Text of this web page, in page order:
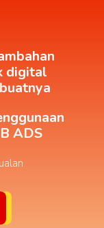
digital
ADS